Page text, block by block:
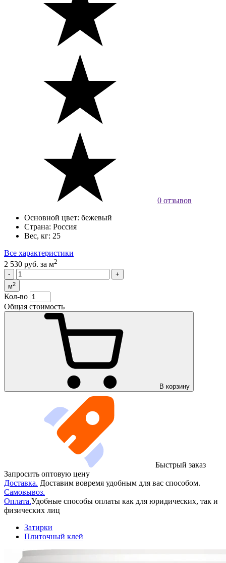
0 отзывов
Основной цвет: бежевый
Страна: Россия
Вес, кг: 25
Все характеристики
2 530 руб. за м2
м2
Кол-во
Общая стоимость
В корзину
Быстрый заказ
Запросить оптовую цену
Доставка. Доставим вовремя удобным для вас способом.
Самовывоз.
Оплата.Удобные способы оплаты как для юридических, так и
физических лиц
Затирки
Плиточный клей